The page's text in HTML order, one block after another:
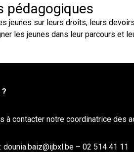
pédagogiques
jeunes sur leurs droits, leurs
les jeunes dans leur parcours et
à contacter notre coordinatrice des
dounia.baiz@ijbxl.be – 02 514 41 11